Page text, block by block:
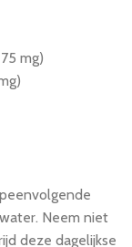
mg)
Neem niet
deze dagelijkse